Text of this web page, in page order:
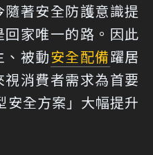
著安全防護意識提
家唯一的路。因此
被動安全配備躍居
消費者需求為首要
安全方案」大幅提升